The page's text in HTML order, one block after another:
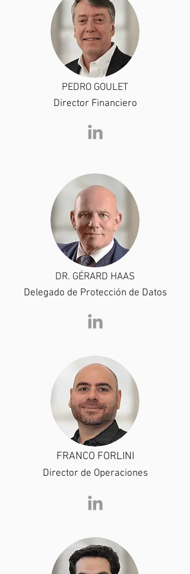
PEDRO GOULET
Director Financiero
DR. GÉRARD HAAS
Delegado de Protección de Datos
FRANCO FORLINI
Director de Operaciones